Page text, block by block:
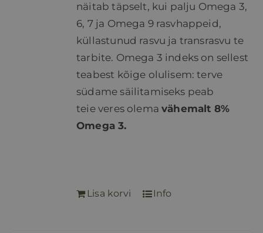
näitab täpselt, kui palju Omega 3,
6, 7 ja Omega 9 rasvhappeid,
küllastunud rasvu ja transrasvu te
tarbite. Omega 3 indeks on sellest
teabest kõige olulisem: terve
südame säilitamiseks peab
teie veres olemavähemalt 8%
Omega 3.
Lisa korvi Info